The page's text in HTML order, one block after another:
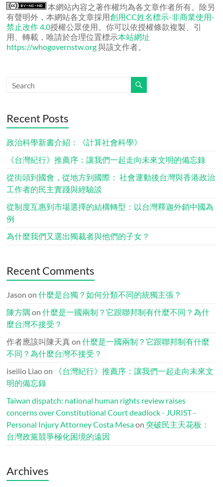
章
本網站內容之著作權均為各文章作者所有。除另
有聲明外，本網站各文章採用創用CC姓名標示-非商業使用-
禁止改作 4.0授權公眾使用。你可以依授權條款複製、引
用、轉載，唯請於合理位置標示本站網址
https://whogovernstw.org與該文作者。
Recent Posts
政治科學新書介紹：《計算社會科學》
《台灣紀行》推薦序：讓我們一起走向未來文明的備忘錄
從街頭到國會，從地方到國際： 社會運動後台灣與香港政治
工作者的民主實踐與經驗談
從制度互惠到市場選擇的結構轉型：以台灣釋迦外銷中國為
例
為什麼我們又選出獨裁者與他們的子女？
Recent Comments
Jason on什麼是台獨？如何分類不同的統獨主張？
陳方隅 on什麼是一國兩制？它跟聯邦制有什麼不同？為什
麼台灣不接受？
作者應該叫陳天真on什麼是一國兩制？它跟聯邦制有什麼
不同？為什麼台灣不接受？
iseilio Liaoon
《台灣紀行》推薦序：讓我們一起走向未來文
明的備忘錄
Taiwan dispatch: national human rights review raises
concerns over Constitutional Court deadlock - JURIST -
Personal Injury Attorney Costa Mesaon 突破民主天花板：
台灣政黨競爭極化困境的遠因
Archives